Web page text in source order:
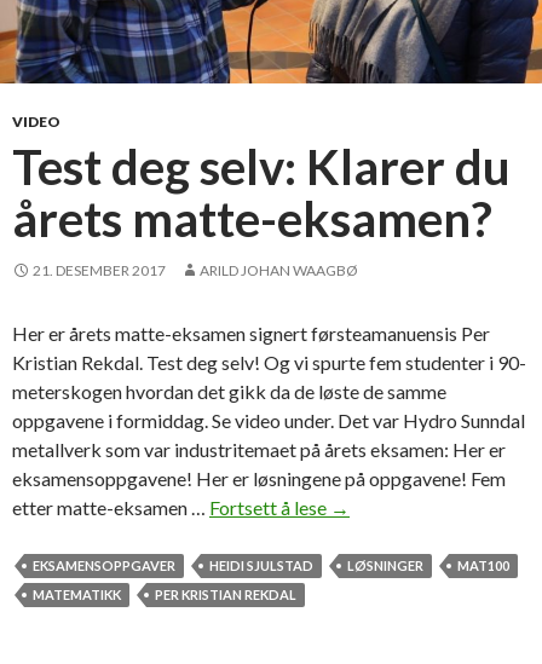
VIDEO
Test deg selv: Klarer du
årets matte-eksamen?
21. DESEMBER 2017 ARILD JOHAN WAAGBØ
Her er årets matte-eksamen signert førsteamanuensis Per
Kristian Rekdal. Test deg selv! Og vi spurte fem studenter i 90-
meterskogen hvordan det gikk da de løste de samme
oppgavene i formiddag. Se video under. Det var Hydro Sunndal
metallverk som var industritemaet på årets eksamen: Her er
eksamensoppgavene! Her er løsningene på oppgavene! Fem
etter matte-eksamen … Fortsett å lese T
s
→
EKSAMENSOPPGAVER HEIDI SJULSTAD LØSNINGER
MAT100
MATEMATIKK
PER KRISTIAN REKDAL